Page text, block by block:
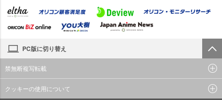
PC版に切り替え
禁無断複写転載
クッキーの使用について